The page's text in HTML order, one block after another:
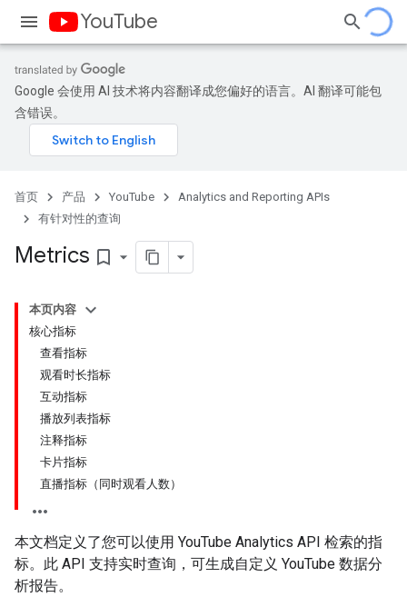
YouTube
Google 会使用 AI 技术将内容翻译成您偏好的语言。AI 翻译可能包
含错误。
首页 产品 YouTube
Analytics and Reporting APIs
有针对性的查询
Metrics bookmark_border
本页内容
核心指标
查看指标
观看时长指标
互动指标
播放列表指标
注释指标
卡片指标
直播指标（同时观看人数）
本文档定义了您可以使用 YouTube Analytics API 检索的指
标。此 API 支持实时查询，可生成自定义 YouTube 数据分
析报告。